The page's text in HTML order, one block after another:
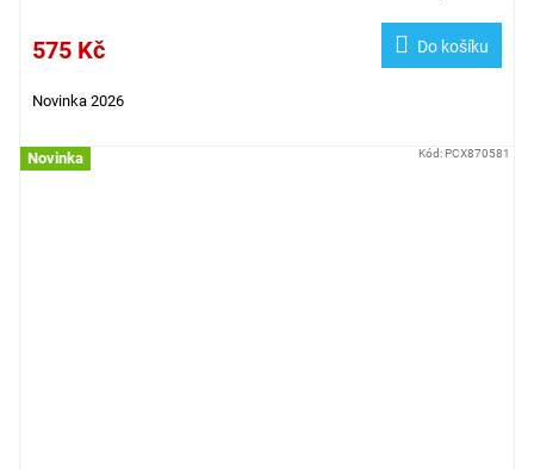
575 Kč Do košíku
Novinka 2026
Novinka Kód:PCX870581